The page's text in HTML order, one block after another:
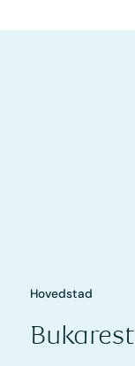
Hovedstad
Bukarest